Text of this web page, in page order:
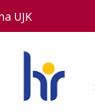
UJK